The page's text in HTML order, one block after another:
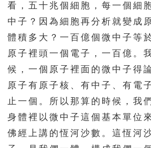
看，五十兆個細胞，每一個細
中子？因為細胞再分析就變成
體積多大？一百億個微中子等
原子裡頭一個電子，一百億。
候，一個原子裡面的微中子得
原子有原子核、有中子、有電
止一個。所以那算的時候，我
身體裡以微中子這個基本單位
佛經上講的恆河沙數。這恆河